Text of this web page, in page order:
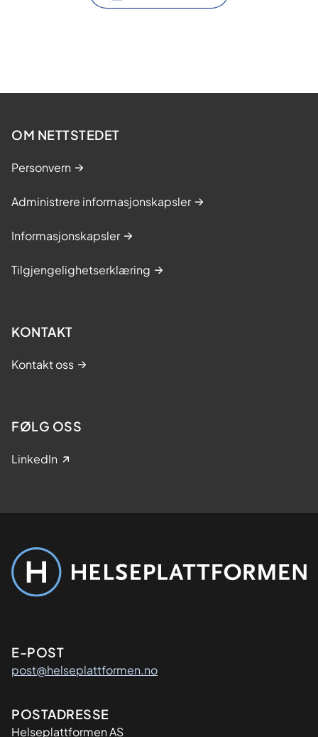
OM NETTSTEDET
Personvern
Administrere informasjonskapsler
Informasjonskapsler
Tilgjengelighetserklæring
KONTAKT
Kontakt oss
FØLG OSS
LinkedIn
Kontaktinformasjon
E-POST
post@helseplattformen.no
Adresse
POSTADRESSE
Helseplattformen AS